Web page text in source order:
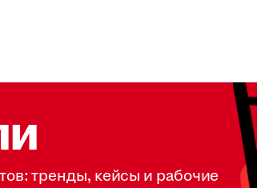
тренды, кейсы и рабочие